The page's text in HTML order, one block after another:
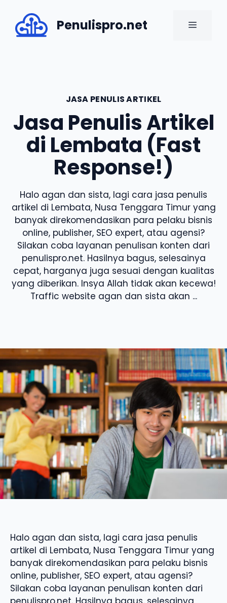
content
Penulispro.net MENU
JASA PENULIS ARTIKEL
Jasa Penulis Artikel
di Lembata (Fast
Response!)
Halo agan dan sista, lagi cara jasa penulis
artikel di Lembata, Nusa Tenggara Timur yang
banyak direkomendasikan para pelaku bisnis
online, publisher, SEO expert, atau agensi?
Silakan coba layanan penulisan konten dari
penulispro.net. Hasilnya bagus, selesainya
cepat, harganya juga sesuai dengan kualitas
yang diberikan. Insya Allah tidak akan kecewa!
Traffic website agan dan sista akan ...
Halo agan dan sista, lagi cara jasa penulis
artikel di Lembata, Nusa Tenggara Timur yang
banyak direkomendasikan para pelaku bisnis
online, publisher, SEO expert, atau agensi?
Silakan coba layanan penulisan konten dari